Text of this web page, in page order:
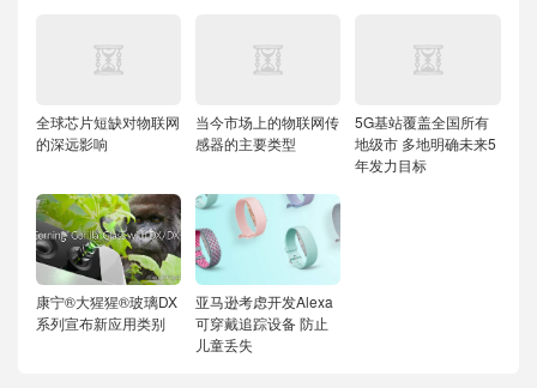
全球芯片短缺对物联网
的深远影响
当今市场上的物联网传
感器的主要类型
5G基站覆盖全国所有
地级市 多地明确未来5
年发力目标
康宁®大猩猩®玻璃DX
系列宣布新应用类别
亚马逊考虑开发Alexa
可穿戴追踪设备 防止
儿童丢失